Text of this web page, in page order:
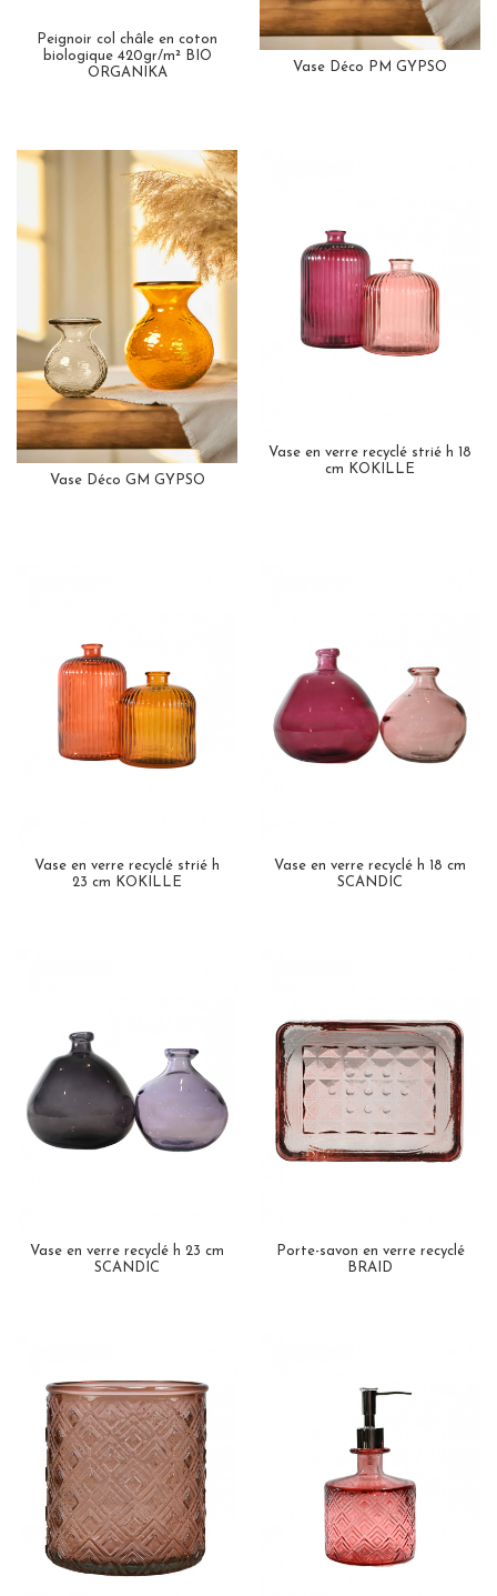
Peignoir col châle en coton
biologique 420gr/m² BIO
ORGANIKA
Vase Déco PM GYPSO
Vase Déco GM GYPSO
Vase en verre recyclé strié h 18
cm KOKILLE
Vase en verre recyclé strié h
23 cm KOKILLE
Vase en verre recyclé h 18 cm
SCANDIC
Vase en verre recyclé h 23 cm
SCANDIC
Porte-savon en verre recyclé
BRAID